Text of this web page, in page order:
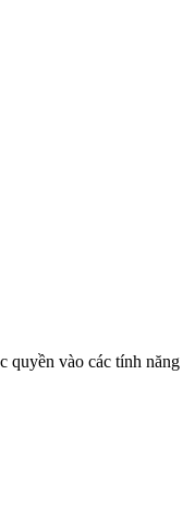
quyền vào các tính năng